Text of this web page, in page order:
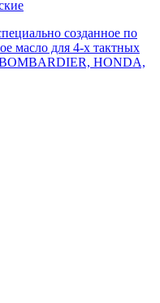
созданное по
масло для 4-х тактных
BOMBARDIER, HONDA,